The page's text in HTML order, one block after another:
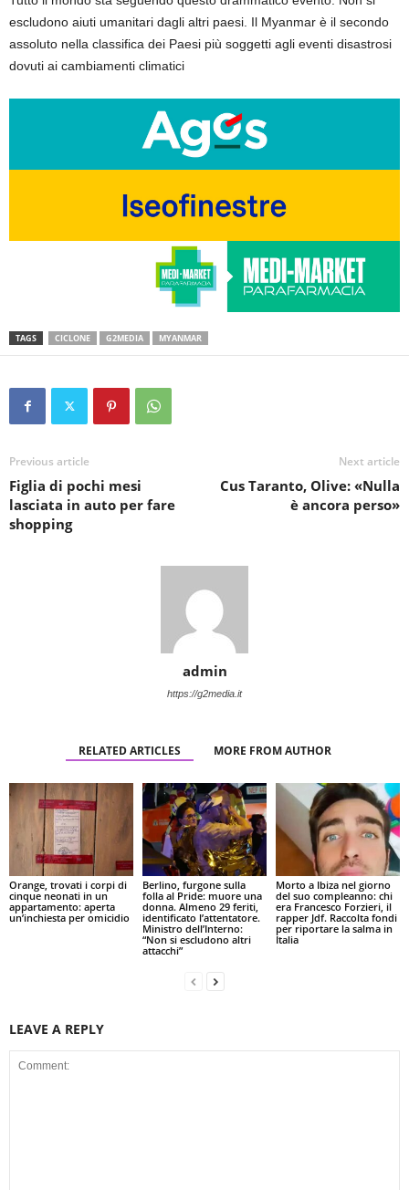
escludono aiuti umanitari dagli altri paesi. Il Myanmar è il secondo
assoluto nella classifica dei Paesi più soggetti agli eventi disastrosi
dovuti ai cambiamenti climatici
TAGS CICLONE G2MEDIA MYANMAR
Previous article
Figlia di pochi mesi
lasciata in auto per fare
shopping
Next article
Cus Taranto, Olive: «Nulla
è ancora perso»
admin
https://g2media.it
RELATED ARTICLES MORE FROM AUTHOR
Orange, trovati i corpi di
cinque neonati in un
appartamento: aperta
un’inchiesta per omicidio
Berlino, furgone sulla
folla al Pride: muore una
donna. Almeno 29 feriti,
identificato l’attentatore.
Ministro dell’Interno:
“Non si escludono altri
attacchi”
Morto a Ibiza nel giorno
del suo compleanno: chi
era Francesco Forzieri, il
rapper Jdf. Raccolta fondi
per riportare la salma in
Italia
LEAVE A REPLY